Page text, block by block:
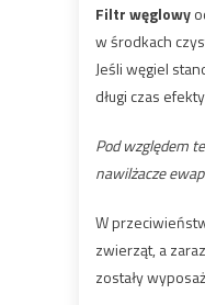
Filtr węglowy
w środkach
Jeśli węgiel
długi czas
Pod względem
nawilżacze
W
zwierząt, a
zostały